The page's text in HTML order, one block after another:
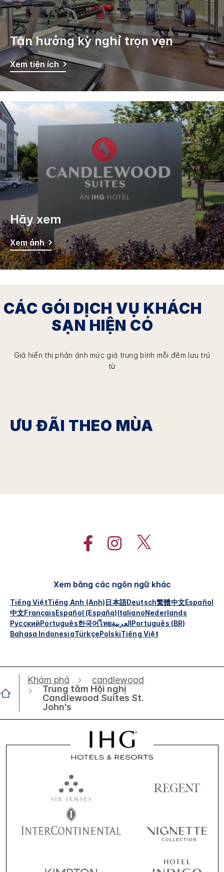
Tận hưởng kỳ nghỉ trọn vẹn
Xem tiện ích
Hãy xem
Xem ảnh
CÁC GÓI DỊCH VỤ KHÁCH
SẠN HIỆN CÓ
Giá hiển thị phản ánh mức giá trung bình mỗi đêm lưu trú
từ
ƯU ĐÃI THEO MÙA
Xem bằng các ngôn ngữ khác
Tiếng ViệtTiếng Anh (Anh)日本語Deutsch繁體中文Español
中文FrançaisEspañol (España)ItalianoNederlands
РусскийPortuguês한국어ไทยالعربيةPortuguês (BR)
Bahasa IndonesiaTürkçePolskiTiếng Việt
Khám phá
candlewood
Trung tâm Hội nghị
Candlewood Suites St.
John's